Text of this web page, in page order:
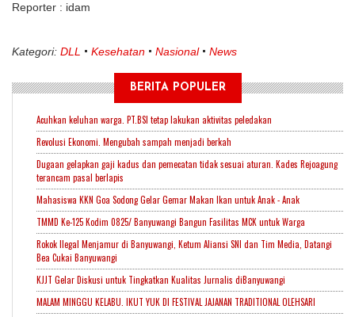
Reporter : idam
Kategori: DLL Kesehatan Nasional News
BERITA POPULER
Acuhkan keluhan warga. PT.BSI tetap lakukan aktivitas peledakan
Revolusi Ekonomi. Mengubah sampah menjadi berkah
Dugaan gelapkan gaji kadus dan pemecatan tidak sesuai aturan. Kades Rejoagung
terancam pasal berlapis
Mahasiswa KKN Goa Sodong Gelar Gemar Makan Ikan untuk Anak - Anak
TMMD Ke-125 Kodim 0825/ Banyuwangi Bangun Fasilitas MCK untuk Warga
Rokok Ilegal Menjamur di Banyuwangi, Ketum Aliansi SNI dan Tim Media, Datangi
Bea Cukai Banyuwangi
KJJT Gelar Diskusi untuk Tingkatkan Kualitas Jurnalis diBanyuwangi
MALAM MINGGU KELABU. IKUT YUK DI FESTIVAL JAJANAN TRADITIONAL OLEHSARI